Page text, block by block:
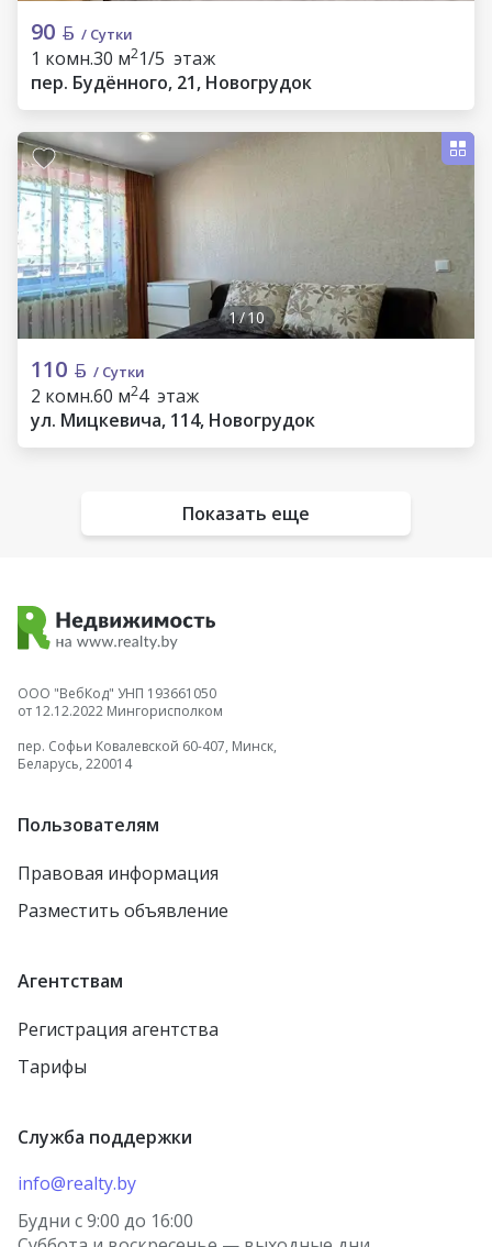
90 / Сутки
1 комн.30 м21/5 этаж
пер. Будённого, 21, Новогрудок
1/10
110 / Сутки
2 комн.60 м24 этаж
ул. Мицкевича, 114, Новогрудок
Показать еще
ООО "ВебКод" УНП 193661050
от 12.12.2022 Мингорисполком
пер. Софьи Ковалевской 60-407, Минск,
Беларусь, 220014
Пользователям
Правовая информация
Разместить объявление
Агентствам
Регистрация агентства
Тарифы
Служба поддержки
info@realty.by
Будни с 9:00 до 16:00